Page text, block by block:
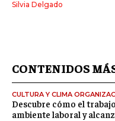
Silvia Delgado
CONTENIDOS
CULTURA Y CLIMA
Descubre cómo el
ambiente laboral y